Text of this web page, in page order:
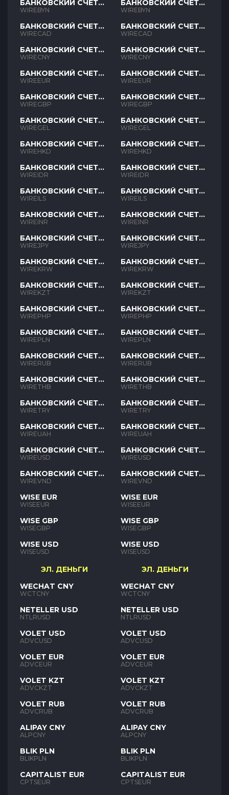
БАНКОВСКИЙ СЧЕТ
BYN
WIREBYN
БАНКОВСКИЙ СЧЕТ
CAD
WIRECAD
БАНКОВСКИЙ СЧЕТ
CNY
WIRECNY
БАНКОВСКИЙ СЧЕТ
EUR
WIREEUR
БАНКОВСКИЙ СЧЕТ
GBP
WIREGBP
БАНКОВСКИЙ СЧЕТ
GEL
WIREGEL
БАНКОВСКИЙ СЧЕТ
HKD
WIREHKD
БАНКОВСКИЙ СЧЕТ
IDR
WIREIDR
БАНКОВСКИЙ СЧЕТ
ILS
WIREILS
БАНКОВСКИЙ СЧЕТ
INR
WIREINR
БАНКОВСКИЙ СЧЕТ
JPY
WIREJPY
БАНКОВСКИЙ СЧЕТ
KRW
WIREKRW
БАНКОВСКИЙ СЧЕТ
KZT
WIREKZT
БАНКОВСКИЙ СЧЕТ
PHP
WIREPHP
БАНКОВСКИЙ СЧЕТ
PLN
WIREPLN
БАНКОВСКИЙ СЧЕТ
RUB
WIRERUB
БАНКОВСКИЙ СЧЕТ
THB
WIRETHB
БАНКОВСКИЙ СЧЕТ
TRY
WIRETRY
БАНКОВСКИЙ СЧЕТ
UAH
WIREUAH
БАНКОВСКИЙ СЧЕТ
USD
WIREUSD
БАНКОВСКИЙ СЧЕТ
VND
WIREVND
WISE EUR
WISEEUR
WISE GBP
WISEGBP
WISE USD
WISEUSD
ЭЛ. ДЕНЬГИ
WECHAT CNY
WCTCNY
NETELLER USD
NTLRUSD
VOLET USD
ADVCUSD
VOLET EUR
ADVCEUR
VOLET KZT
ADVCKZT
VOLET RUB
ADVCRUB
ALIPAY CNY
ALPCNY
BLIK PLN
BLIKPLN
CAPITALIST EUR
CPTSEUR
БАНКОВСКИЙ СЧЕТ
BYN
WIREBYN
БАНКОВСКИЙ СЧЕТ
CAD
WIRECAD
БАНКОВСКИЙ СЧЕТ
CNY
WIRECNY
БАНКОВСКИЙ СЧЕТ
EUR
WIREEUR
БАНКОВСКИЙ СЧЕТ
GBP
WIREGBP
БАНКОВСКИЙ СЧЕТ
GEL
WIREGEL
БАНКОВСКИЙ СЧЕТ
HKD
WIREHKD
БАНКОВСКИЙ СЧЕТ
IDR
WIREIDR
БАНКОВСКИЙ СЧЕТ
ILS
WIREILS
БАНКОВСКИЙ СЧЕТ
INR
WIREINR
БАНКОВСКИЙ СЧЕТ
JPY
WIREJPY
БАНКОВСКИЙ СЧЕТ
KRW
WIREKRW
БАНКОВСКИЙ СЧЕТ
KZT
WIREKZT
БАНКОВСКИЙ СЧЕТ
PHP
WIREPHP
БАНКОВСКИЙ СЧЕТ
PLN
WIREPLN
БАНКОВСКИЙ СЧЕТ
RUB
WIRERUB
БАНКОВСКИЙ СЧЕТ
THB
WIRETHB
БАНКОВСКИЙ СЧЕТ
TRY
WIRETRY
БАНКОВСКИЙ СЧЕТ
UAH
WIREUAH
БАНКОВСКИЙ СЧЕТ
USD
WIREUSD
БАНКОВСКИЙ СЧЕТ
VND
WIREVND
WISE EUR
WISEEUR
WISE GBP
WISEGBP
WISE USD
WISEUSD
ЭЛ. ДЕНЬГИ
WECHAT CNY
WCTCNY
NETELLER USD
NTLRUSD
VOLET USD
ADVCUSD
VOLET EUR
ADVCEUR
VOLET KZT
ADVCKZT
VOLET RUB
ADVCRUB
ALIPAY CNY
ALPCNY
BLIK PLN
BLIKPLN
CAPITALIST EUR
CPTSEUR